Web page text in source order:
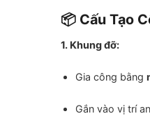
📦 Cấu Tạo
1. Khung đỡ:
Gia công bằng
Gắn vào vị trí